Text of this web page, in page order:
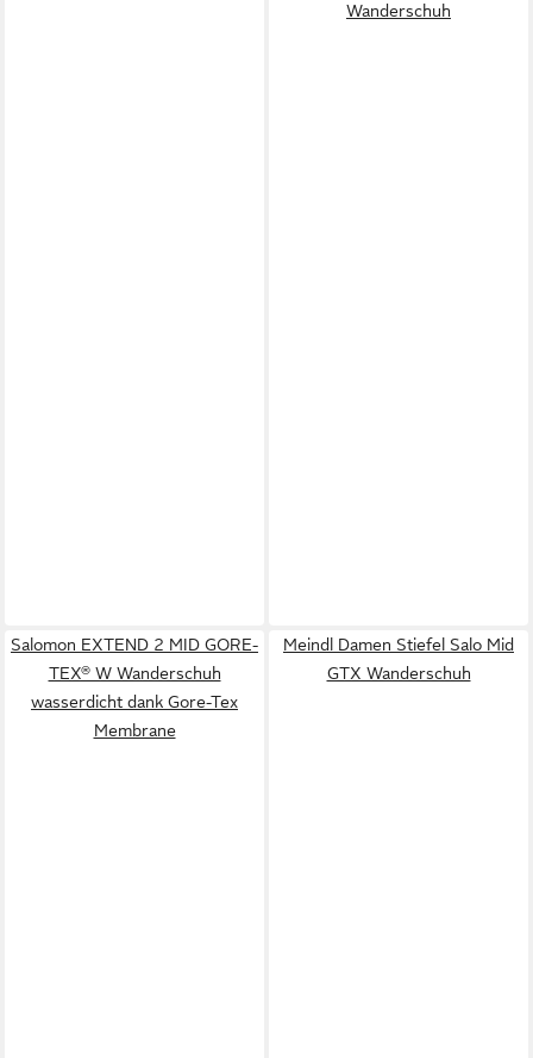
Wanderschuh
Salomon EXTEND 2 MID GORE-
TEX® W Wanderschuh
wasserdicht dank Gore-Tex
Membrane
Meindl Damen Stiefel Salo Mid
GTX Wanderschuh